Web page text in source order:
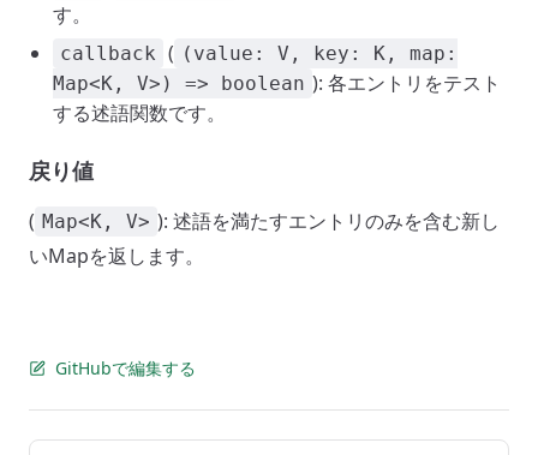
す。
callback ( (value: V, key: K, map:
Map<K, V>) => boolean ): 各エントリをテスト
する述語関数です。
戻り値
( Map<K, V> ): 述語を満たすエントリのみを含む新し
いMapを返します。
GitHubで編集する